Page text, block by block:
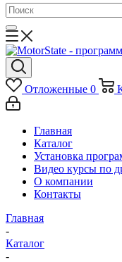
Отложенные 0
Главная
Каталог
Установка
Видео курсы по
О компании
Контакты
Главная
-
Каталог
-